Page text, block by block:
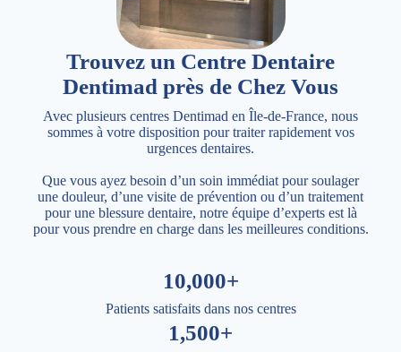
Trouvez un Centre Dentaire
Dentimad près de Chez Vous
Avec plusieurs centres Dentimad en Île-de-France, nous
sommes à votre disposition pour traiter rapidement vos
urgences dentaires.
Que vous ayez besoin d’un soin immédiat pour soulager
une douleur, d’une visite de prévention ou d’un traitement
pour une blessure dentaire, notre équipe d’experts est là
pour vous prendre en charge dans les meilleures conditions.
10,000+
Patients satisfaits dans nos centres
1,500+